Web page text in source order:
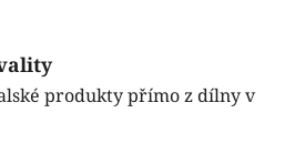
produkty přímo z dílny v